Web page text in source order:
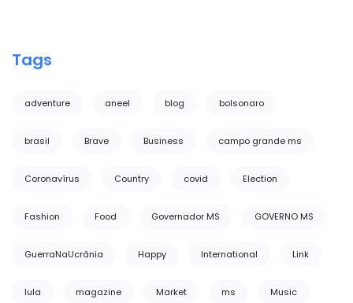
Tags
adventure aneel blog bolsonaro
brasil Brave Business campo grande ms
Coronavírus Country covid Election
Fashion Food Governador MS GOVERNO MS
GuerraNaUcrânia Happy International Link
lula magazine Market ms Music